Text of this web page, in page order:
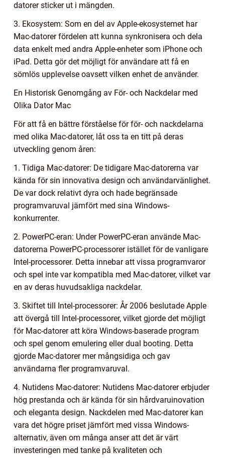
datorer sticker ut i mängden.
3. Ekosystem: Som en del av Apple-ekosystemet har
Mac-datorer fördelen att kunna synkronisera och dela
data enkelt med andra Apple-enheter som iPhone och
iPad. Detta gör det möjligt för användare att få en
sömlös upplevelse oavsett vilken enhet de använder.
En Historisk Genomgång av För- och Nackdelar med
Olika Dator Mac
För att få en bättre förståelse för för- och nackdelarna
med olika Mac-datorer, låt oss ta en titt på deras
utveckling genom åren:
1. Tidiga Mac-datorer: De tidigare Mac-datorerna var
kända för sin innovativa design och användarvänlighet.
De var dock relativt dyra och hade begränsade
programvaruval jämfört med sina Windows-
konkurrenter.
2. PowerPC-eran: Under PowerPC-eran använde Mac-
datorerna PowerPC-processorer istället för de vanligare
Intel-processorer. Detta innebar att vissa programvaror
och spel inte var kompatibla med Mac-datorer, vilket var
en av deras huvudsakliga nackdelar.
3. Skiftet till Intel-processorer: År 2006 beslutade Apple
att övergå till Intel-processorer, vilket gjorde det möjligt
för Mac-datorer att köra Windows-baserade program
och spel genom emulering eller dual booting. Detta
gjorde Mac-datorer mer mångsidiga och gav
användarna fler programvaruval.
4. Nutidens Mac-datorer: Nutidens Mac-datorer erbjuder
hög prestanda och är kända för sin hårdvaruinovation
och eleganta design. Nackdelen med Mac-datorer kan
vara det högre priset jämfört med vissa Windows-
alternativ, även om många anser att det är värt
investeringen med tanke på kvaliteten och